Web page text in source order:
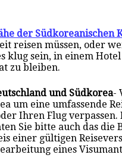
der Südkoreanischen
reisen müssen, oder
klug sein, in einem
zu bleiben.
und Südkorea-
um eine umfassende
Ihren Flug verpassen.
Sie bitte auch das
einer gültigen
eines